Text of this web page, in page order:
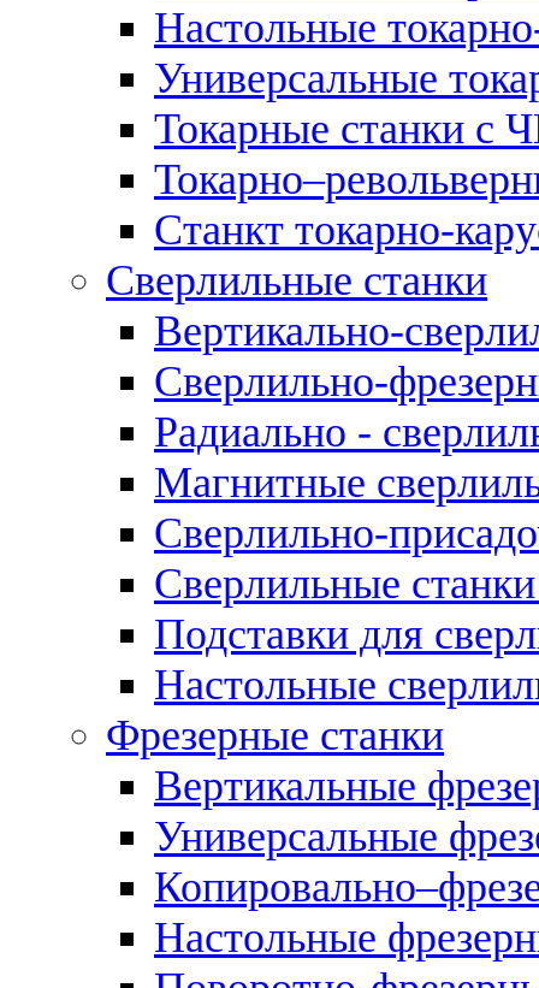
Настольные
Универсальные
Токарные станки с
Станкт токарно-
Сверлильные станки
Вертикально-
Сверлильно-
Радиально -
Магнитные
Сверлильно-
Сверлильные
Подставки для
Настольные
Фрезерные станки
Вертикальные
Универсальные
Настольные